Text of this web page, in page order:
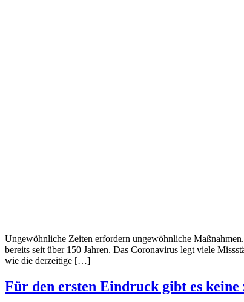
Ungewöhnliche Zeiten erfordern ungewöhnliche
bereits seit über 150 Jahren. Das Coronavirus legt viele
wie die derzeitige […]
Für den ersten Eindruck gibt es keine